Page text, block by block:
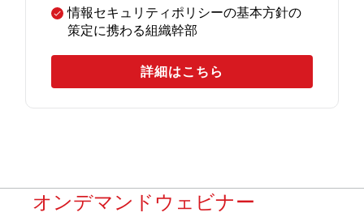
情報セキュリティポリシーの基本方針の
策定に携わる組織幹部
詳細はこちら
オンデマンドウェビナー